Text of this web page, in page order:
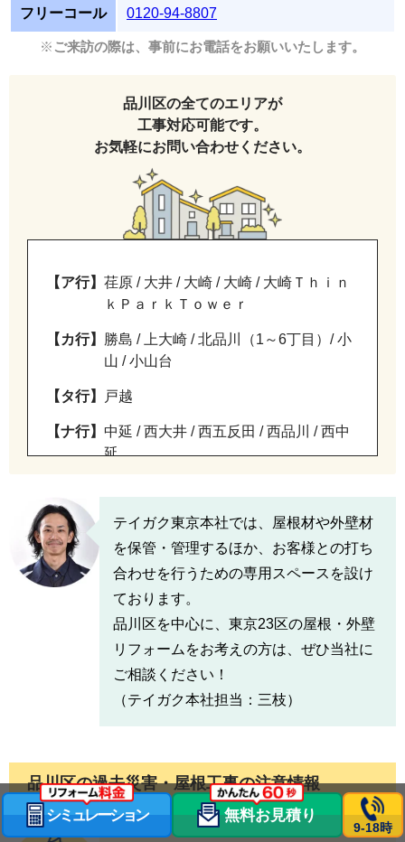
フリーコール 0120-94-8807
※ ご来訪の際は、事前にお電話をお願いいたします。
品川区の全てのエリアが
工事対応可能です。
お気軽にお問い合わせください。
【ア行】 荏原 / 大井 / 大崎 / 大崎 / 大崎Ｔｈｉｎ
ｋＰａｒｋＴｏｗｅｒ
【カ行】 勝島 / 上大崎 / 北品川（1～6丁目）/ 小
山 / 小山台
【タ行】 戸越
【ナ行】 中延 / 西大井 / 西五反田 / 西品川 / 西中
延
【マ行】 南大井 / 南品川
【ヤ行】 八潮 / 豊町
テイガク東京本社では、屋根材や外壁材
を保管・管理するほか、お客様との打ち
合わせを行うための専用スペースを設け
ております。
品川区を中心に、東京23区の屋根・外壁
リフォームをお考えの方は、ぜひ当社に
ご相談ください！
（テイガク本社担当：三枝）
品川区の過去災害・屋根工事の注意情報
シミュレーション 無料お見積り
9-18時